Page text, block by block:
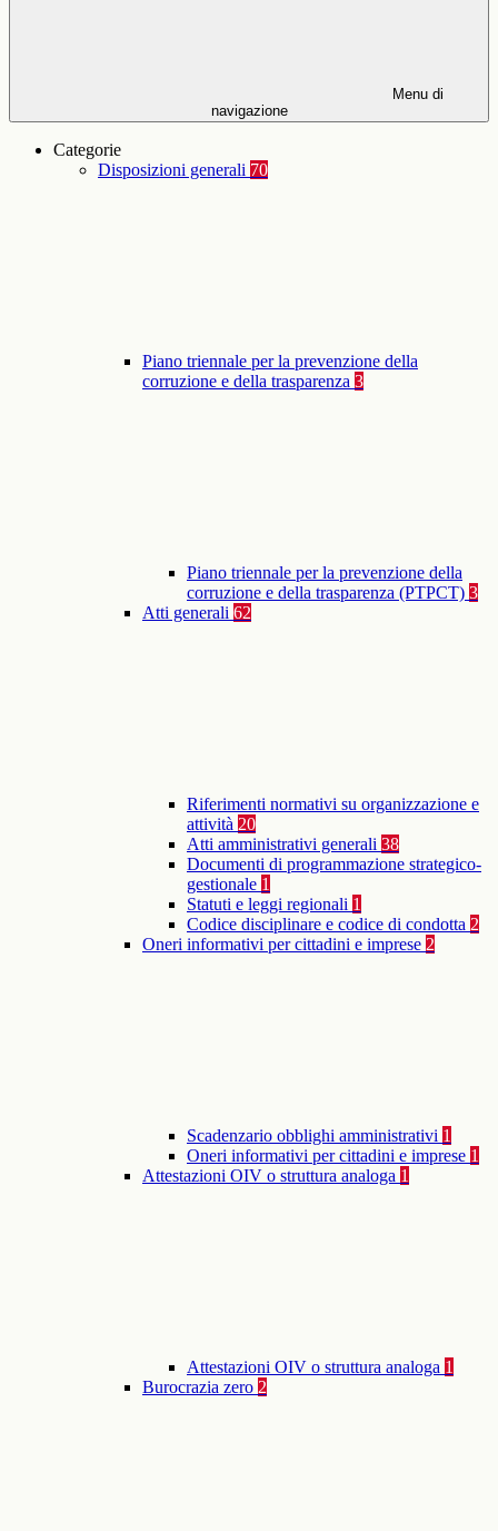
Menu di
navigazione
Categorie
Disposizioni generali 70
Piano triennale per la prevenzione della
corruzione e della trasparenza 3
Piano triennale per la prevenzione della
corruzione e della trasparenza (PTPCT) 3
Atti generali 62
Riferimenti normativi su organizzazione e
attività 20
Atti amministrativi generali 38
Documenti di programmazione strategico-
gestionale 1
Statuti e leggi regionali 1
Codice disciplinare e codice di condotta 2
Oneri informativi per cittadini e imprese 2
Scadenzario obblighi amministrativi 1
Oneri informativi per cittadini e imprese 1
Attestazioni OIV o struttura analoga 1
Attestazioni OIV o struttura analoga 1
Burocrazia zero 2